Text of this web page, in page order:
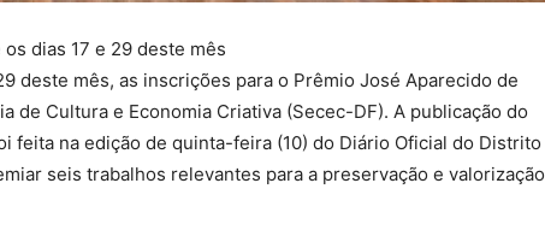
dias 17 e 29 deste mês
deste mês, as inscrições para o Prêmio José Aparecido de
de Cultura e Economia Criativa (Secec-DF). A publicação do
feita na edição de quinta-feira (10) do Diário Oficial do Distrito
seis trabalhos relevantes para a preservação e valorização